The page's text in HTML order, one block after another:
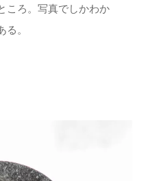
ころ。写真でしかわか
。